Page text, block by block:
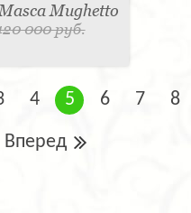
Mughetto
000 руб.
4 5 6 7 8
Вперед